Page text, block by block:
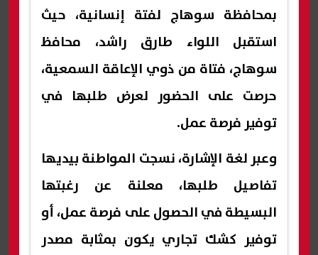
بمحافظة سوهاج لفتة إنسانية، حيث
استقبل اللواء طارق راشد، محافظ
سوهاج، فتاة من ذوي الإعاقة السمعية،
حرصت على الحضور لعرض طلبها في
توفير فرصة عمل.
وعبر لغة الإشارة، نسجت المواطنة بيديها
تفاصيل طلبها، معلنة عن رغبتها
البسيطة في الحصول على فرصة عمل، أو
توفير كشك تجاري يكون بمثابة مصدر